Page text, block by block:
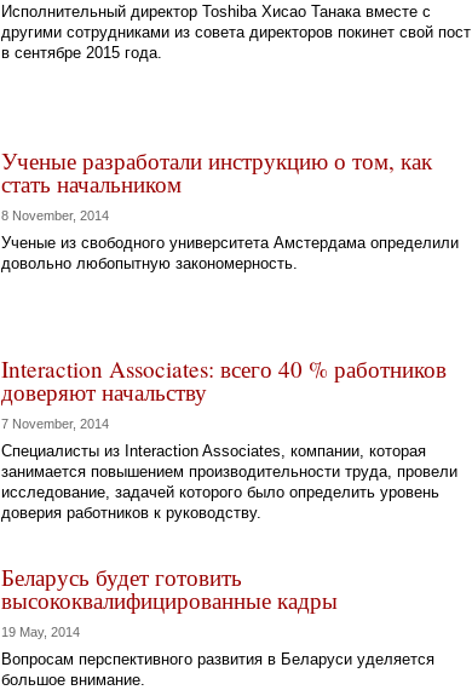
Исполнительный директор Toshiba Хисао Танака вместе с
другими сотрудниками из совета директоров покинет свой пост
в сентябре 2015 года.
Ученые разработали инструкцию о том, как
стать начальником
8 November, 2014
Ученые из свободного университета Амстердама определили
довольно любопытную закономерность.
Interaction Associates: всего 40 % работников
доверяют начальству
7 November, 2014
Специалисты из Interaction Associates, компании, которая
занимается повышением производительности труда, провели
исследование, задачей которого было определить уровень
доверия работников к руководству.
Беларусь будет готовить
высококвалифицированные кадры
19 May, 2014
Вопросам перспективного развития в Беларуси уделяется
большое внимание.